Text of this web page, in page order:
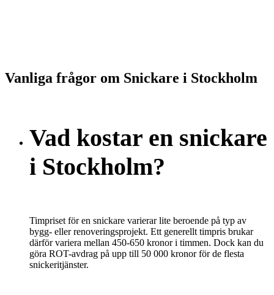
Vanliga frågor om Snickare i Stockholm
Vad kostar en snickare
i Stockholm?
Timpriset för en snickare varierar lite beroende på typ av
bygg- eller renoveringsprojekt. Ett generellt timpris brukar
därför variera mellan 450-650 kronor i timmen. Dock kan du
göra ROT-avdrag på upp till 50 000 kronor för de flesta
snickeritjänster.